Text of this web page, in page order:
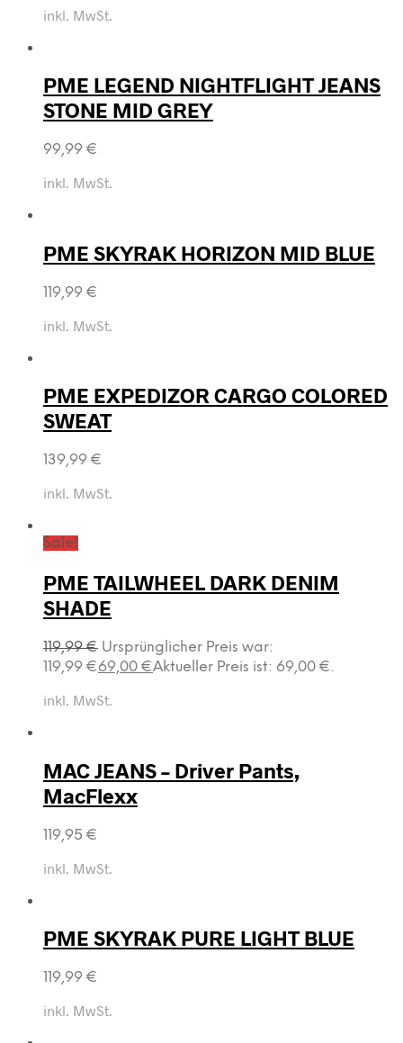
inkl. MwSt.
PME LEGEND NIGHTFLIGHT JEANS
STONE MID GREY
99,99 €
inkl. MwSt.
PME SKYRAK HORIZON MID BLUE
119,99 €
inkl. MwSt.
PME EXPEDIZOR CARGO COLORED
SWEAT
139,99 €
inkl. MwSt.
Sale!
PME TAILWHEEL DARK DENIM
SHADE
119,99€ Ursprünglicher Preis war:
119,99 €69,00 €Aktueller Preis ist: 69,00 €.
inkl. MwSt.
MAC JEANS – Driver Pants,
MacFlexx
119,95 €
inkl. MwSt.
PME SKYRAK PURE LIGHT BLUE
119,99 €
inkl. MwSt.